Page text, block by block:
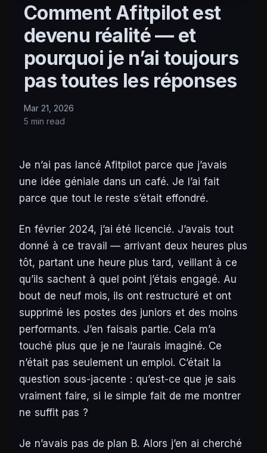
Comment Afitpilot est
devenu réalité — et
pourquoi je n’ai toujours
pas toutes les réponses
Mar 21, 2026
5 min read
Je n’ai pas lancé Afitpilot parce que j’avais
une idée géniale dans un café. Je l’ai fait
parce que tout le reste s’était effondré.
En février 2024, j’ai été licencié. J’avais tout
donné à ce travail — arrivant deux heures plus
tôt, partant une heure plus tard, veillant à ce
qu’ils sachent à quel point j’étais engagé. Au
bout de neuf mois, ils ont restructuré et ont
supprimé les postes des juniors et des moins
performants. J’en faisais partie. Cela m’a
touché plus que je ne l’aurais imaginé. Ce
n’était pas seulement un emploi. C’était la
question sous-jacente : qu’est-ce que je sais
vraiment faire, si le simple fait de me montrer
ne suffit pas ?
Je n’avais pas de plan B. Alors j’en ai cherché